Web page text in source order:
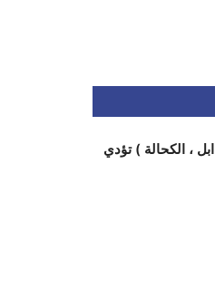
، الكحالة ) تؤدي